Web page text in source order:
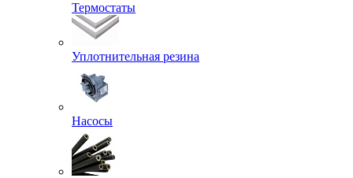
Термостаты
Уплотнительная резина
Насосы